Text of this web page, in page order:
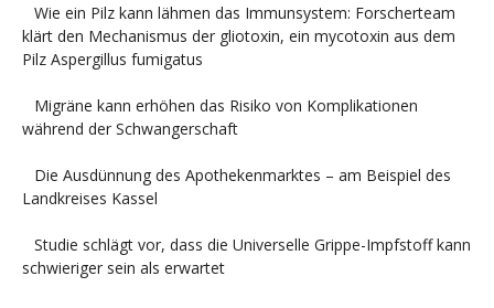
Wie ein Pilz kann lähmen das Immunsystem: Forscherteam
klärt den Mechanismus der gliotoxin, ein mycotoxin aus dem
Pilz Aspergillus fumigatus
Migräne kann erhöhen das Risiko von Komplikationen
während der Schwangerschaft
Die Ausdünnung des Apothekenmarktes – am Beispiel des
Landkreises Kassel
Studie schlägt vor, dass die Universelle Grippe-Impfstoff kann
schwieriger sein als erwartet